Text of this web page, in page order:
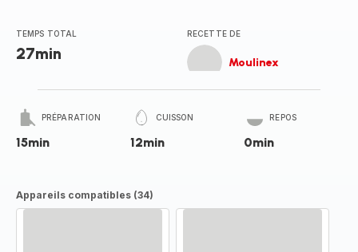
TEMPS TOTAL
27min
RECETTE DE
Moulinex
PRÉPARATION
15min
CUISSON
12min
REPOS
0min
Appareils compatibles (34)